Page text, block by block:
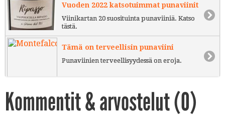
Vuoden 2022 katsotuimmat punaviinit
Viinikartan 20 suosituinta punaviiniä. Katso
tästä.
Tämä on terveellisin punaviini
Punaviinien terveellisyydessä on eroja.
Kommentit & arvostelut (0)